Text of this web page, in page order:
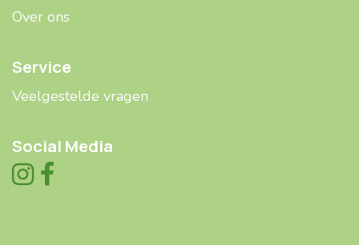
Over ons
Service
Veelgestelde ​​vragen
Social Media